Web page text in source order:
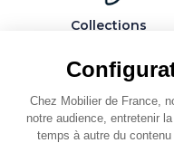
Chez Mobilier de France,
notre audience, entretenir
temps à autre du
Collections
personnalisables